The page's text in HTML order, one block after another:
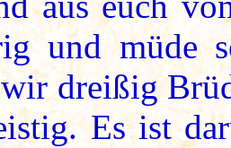
und müde
dreißig
Es ist